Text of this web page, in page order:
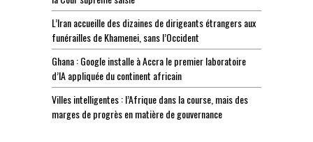
L’Iran accueille des dizaines de dirigeants étrangers aux
funérailles de Khamenei, sans l’Occident
Ghana : Google installe à Accra le premier laboratoire
d’IA appliquée du continent africain
Villes intelligentes : l’Afrique dans la course, mais des
marges de progrès en matière de gouvernance